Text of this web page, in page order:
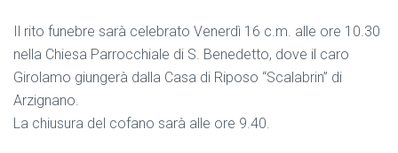
Il rito funebre sarà celebrato Venerdì 16 c.m. alle ore 10.30
nella Chiesa Parrocchiale di S. Benedetto, dove il caro
Girolamo giungerà dalla Casa di Riposo “Scalabrin” di
Arzignano.
La chiusura del cofano sarà alle ore 9.40.